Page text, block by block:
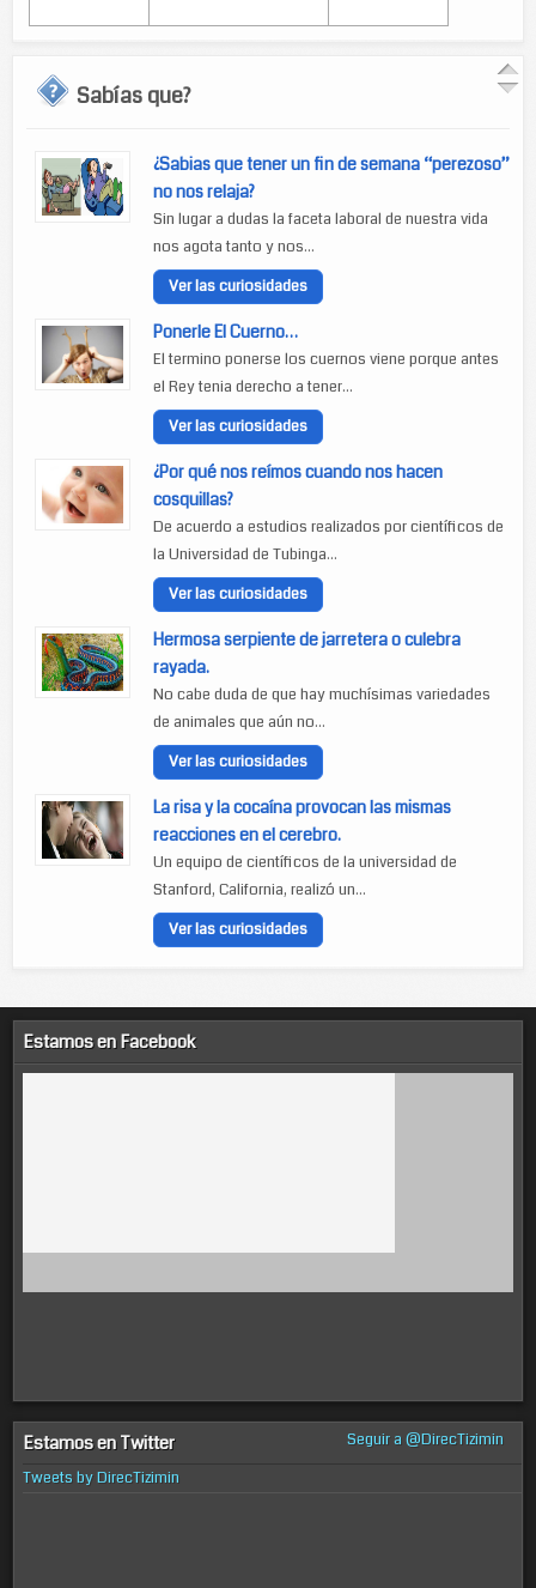
Sabías que?
¿Sabias que tener un fin de semana “perezoso”
no nos relaja?
Sin lugar a dudas la faceta laboral de nuestra vida
nos agota tanto y nos...
Ver las curiosidades
Ponerle El Cuerno…
El termino ponerse los cuernos viene porque antes
el Rey tenia derecho a tener...
Ver las curiosidades
¿Por qué nos reímos cuando nos hacen
cosquillas?
De acuerdo a estudios realizados por científicos de
la Universidad de Tubinga...
Ver las curiosidades
Hermosa serpiente de jarretera o culebra
rayada.
No cabe duda de que hay muchísimas variedades
de animales que aún no...
Ver las curiosidades
La risa y la cocaína provocan las mismas
reacciones en el cerebro.
Un equipo de científicos de la universidad de
Stanford, California, realizó un...
Ver las curiosidades
Estamos en Facebook
Estamos en Twitter
Seguir a @DirecTizimin
Tweets by DirecTizimin